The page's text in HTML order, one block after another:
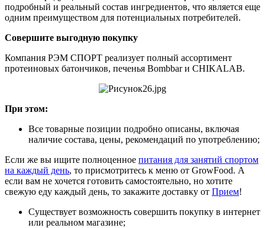
подробный и реальный состав ингредиентов, что является еще
одним преимуществом для потенциальных потребителей.
Совершите выгодную покупку
Компания РЭМ СПОРТ реализует полный ассортимент
протеиновых батончиков, печенья Bombbar и CHIKALAB.
При этом:
Все товарные позиции подробно описаны, включая
наличие состава, цены, рекомендаций по употреблению;
Если же вы ищите полноценное питания для занятий спортом
на каждый день, то присмотритесь к меню от GrowFood. А
если вам не хочется готовить самостоятельно, но хотите
свежую еду каждый день, то закажите доставку от Прием!
Существует возможность совершить покупку в интернет
или реальном магазине;